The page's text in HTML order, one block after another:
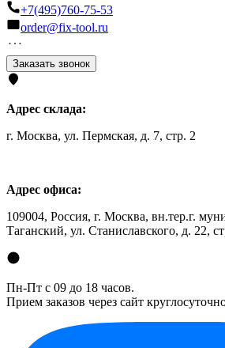
+7(495)760-75-53
order@fix-tool.ru
Заказать звонок
Адрес склада:
г. Москва, ул. Пермская, д. 7, стр. 2
Адрес офиса:
109004, Россия, г. Москва, вн.тер.г.
Таганский, ул. Станиславского, д. 22,
Пн-Пт с 09 до 18 часов.
Прием заказов через сайт